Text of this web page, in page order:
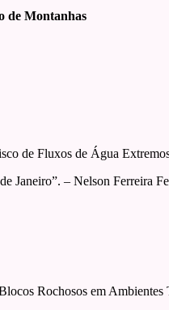
de Montanhas
de Fluxos de Água
Janeiro”. – Nelson Ferreira
Rochosos em